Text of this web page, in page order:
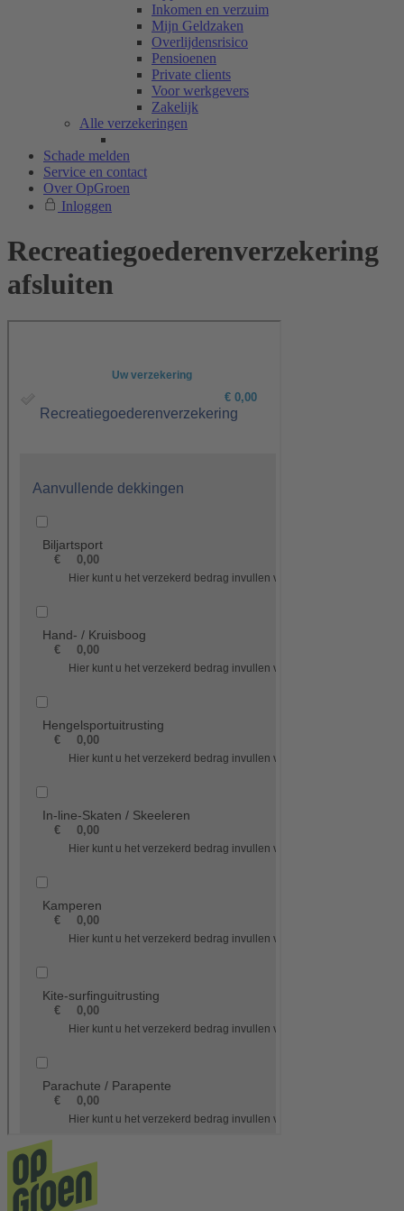
Inkomen en verzuim
Mijn Geldzaken
Overlijdensrisico
Pensioenen
Private clients
Voor werkgevers
Zakelijk
Alle verzekeringen
Schade melden
Service en contact
Over OpGroen
Inloggen
Recreatiegoederenverzekering
afsluiten